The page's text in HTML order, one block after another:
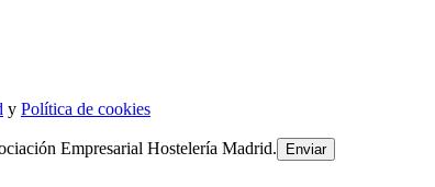
y Política de cookies
Empresarial Hostelería Madrid.